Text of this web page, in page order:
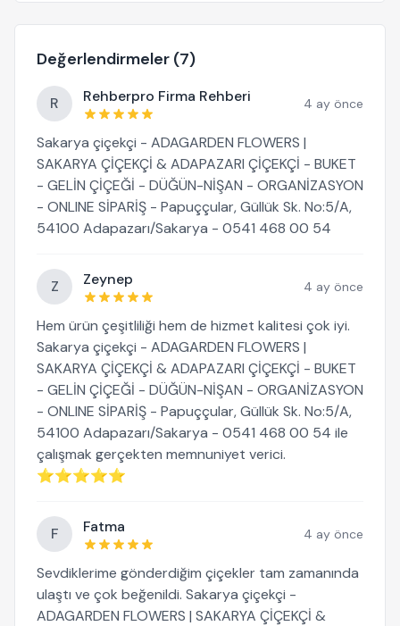
Değerlendirmeler (7)
R Rehberpro Firma Rehberi 4 ay önce
Sakarya çiçekçi - ADAGARDEN FLOWERS |
SAKARYA ÇİÇEKÇİ & ADAPAZARI ÇİÇEKÇİ - BUKET
- GELİN ÇİÇEĞİ - DÜĞÜN-NİŞAN - ORGANİZASYON
- ONLINE SİPARİŞ - Papuççular, Güllük Sk. No:5/A,
54100 Adapazarı/Sakarya - 0541 468 00 54
Z Zeynep 4 ay önce
Hem ürün çeşitliliği hem de hizmet kalitesi çok iyi.
Sakarya çiçekçi - ADAGARDEN FLOWERS |
SAKARYA ÇİÇEKÇİ & ADAPAZARI ÇİÇEKÇİ - BUKET
- GELİN ÇİÇEĞİ - DÜĞÜN-NİŞAN - ORGANİZASYON
- ONLINE SİPARİŞ - Papuççular, Güllük Sk. No:5/A,
54100 Adapazarı/Sakarya - 0541 468 00 54 ile
çalışmak gerçekten memnuniyet verici.
⭐⭐⭐⭐⭐
F Fatma 4 ay önce
Sevdiklerime gönderdiğim çiçekler tam zamanında
ulaştı ve çok beğenildi. Sakarya çiçekçi -
ADAGARDEN FLOWERS | SAKARYA ÇİÇEKÇİ &